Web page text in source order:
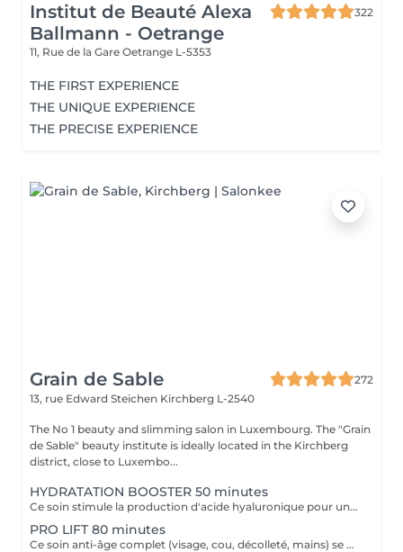
Institut de Beauté Alexa
Ballmann - Oetrange
322
11, Rue de la Gare Oetrange L-5353
THE FIRST EXPERIENCE
THE UNIQUE EXPERIENCE
THE PRECISE EXPERIENCE
Grain de Sable
272
13, rue Edward Steichen Kirchberg L-2540
The No 1 beauty and slimming salon in Luxembourg. The "Grain
de Sable" beauty institute is ideally located in the Kirchberg
district, close to Luxembo...
HYDRATATION BOOSTER 50 minutes
Ce soin stimule la production d'acide hyaluronique pour une hydratation intense, redonnant à la peau un aspect repulpé et lissé tout en la protégeant des agressions extérieures et du vieillissement cutané.
PRO LIFT 80 minutes
Ce soin anti-âge complet (visage, cou, décolleté, mains) se distingue par sa combinaison unique d'exfoliations, de stimulation cellulaire mécanique et de manoeuvres facialistes exclusives. Il uniformise et illumine le teint, tout en liftant et redessinant les contours du visage. En comblant visiblement les rides et en renforçant la fermeté de la peau, ce soin révèle un épiderme plus lisse, lifté et rajeuni.